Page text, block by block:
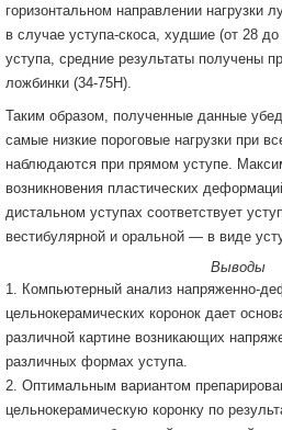
горизонтальном направлении нагрузки
в случае уступа-скоса, худшие (от 28
уступа, средние результаты получены
ложбинки (34-75Н).
Таким образом, полученные данные
самые низкие пороговые нагрузки при
наблюдаются при прямом уступе.
возникновения пластических
дистальном уступах соответствует
вестибулярной и оральной — в виде
Выводы
1. Компьютерный анализ напряженно-
цельнокерамических коронок дает
различной картине возникающих
различных формах уступа.
2. Оптимальным вариантом
цельнокерамическую коронку по